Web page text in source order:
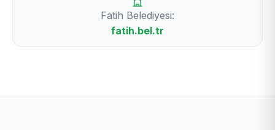
Fatih Belediyesi:
fatih.bel.tr